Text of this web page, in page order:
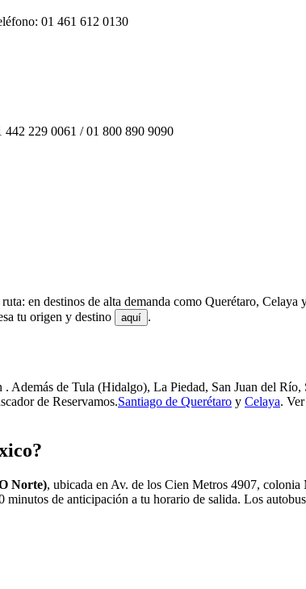
01 461 612 0130
229 0061 / 01 800 890 9090
en destinos de alta demanda como Querétaro, Celaya
tu origen y destino
aquí .
. Además de Tula (Hidalgo), La Piedad, San Juan del
de Reservamos.Santiago de Querétaro y Celaya.
Norte), ubicada en Av. de los Cien Metros 4907, colonia
minutos de anticipación a tu horario de salida. Los